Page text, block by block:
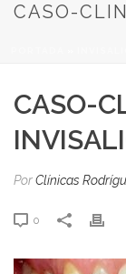
CASO-
CASO-
PorClínicas
0